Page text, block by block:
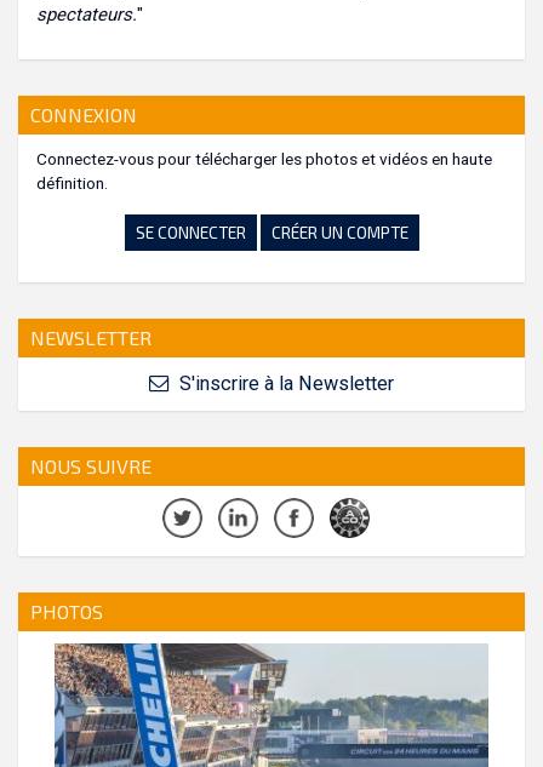
spectateurs."
CONNEXION
Connectez-vous pour télécharger les photos et vidéos en haute
définition.
SE CONNECTER CRÉER UN COMPTE
NEWSLETTER
S'inscrire à la Newsletter
NOUS SUIVRE
PHOTOS